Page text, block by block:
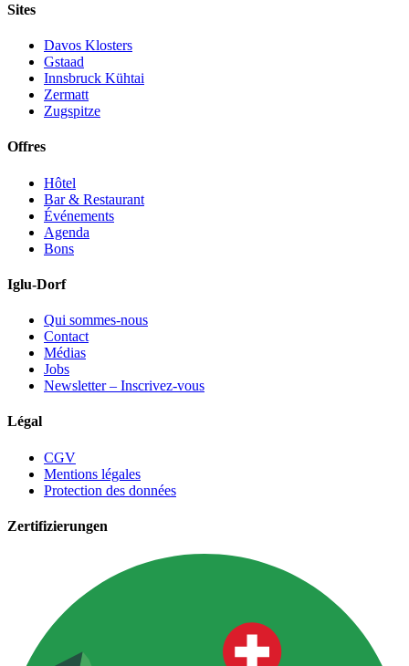
Sites
Davos Klosters
Gstaad
Innsbruck Kühtai
Zermatt
Zugspitze
Offres
Hôtel
Bar & Restaurant
Événements
Agenda
Bons
Iglu-Dorf
Qui sommes-nous
Contact
Médias
Jobs
Newsletter – Inscrivez-vous
Légal
CGV
Mentions légales
Protection des données
Zertifizierungen